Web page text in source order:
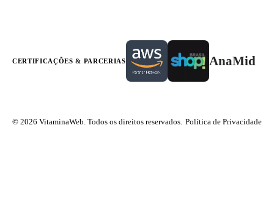
CERTIFICAÇÕES & PARCERIAS AnaMid
© 2026 VitaminaWeb. Todos os direitos reservados. Política de Privacidade